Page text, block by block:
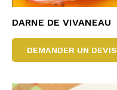
DARNE DE VIVANEAU
DEMANDER UN DEVIS